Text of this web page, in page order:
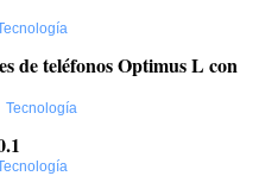
de teléfonos Optimus L con
Tecnología